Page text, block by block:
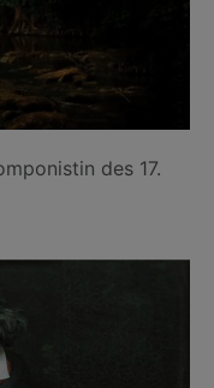
des 17.